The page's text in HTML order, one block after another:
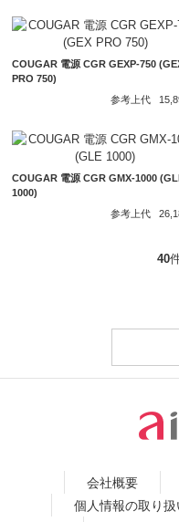
COUGAR 電源 CGR GEXP-750
PRO 750)
参考上代
COUGAR 電源 CGR GMX-1000
1000)
参考上代
40
会社概要
個人情報の取り